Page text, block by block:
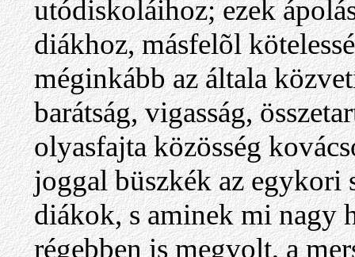
utódiskoláihoz; ezek
diákhoz, másfelõl
méginkább az általa
barátság, vigasság,
olyasfajta közösség
joggal büszkék az
diákok, s aminek mi nagy
régebben is megvolt, a